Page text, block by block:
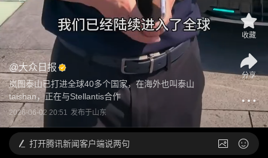
@大众日报
岚图泰山已打进全球40多个国家，在海外也叫泰山
taishan，正在与Stellantis合作
2026-06-02 20:51 发布于山东
收藏
分享
打开腾讯新闻客户端说两句